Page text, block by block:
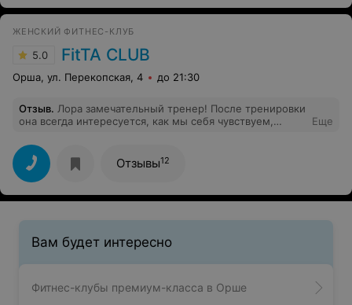
ЖЕНСКИЙ ФИТНЕС-КЛУБ
5.0 FitTA CLUB
Орша, ул. Перекопская, 4 до 21:30
Отзыв. Лора замечательный тренер! После тренировки
она всегда интересуется, как мы себя чувствуем,
отзывчивый и добрый человек. Я с удовольствем хожу
на групповые!
Еще
Отзывы12
Вам будет интересно
Фитнес-клубы премиум-класса в Орше